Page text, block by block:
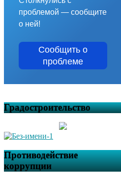
проблемой — сообщите
о ней!
Сообщить о
проблеме
Градостроительство
Противодействие
коррупции